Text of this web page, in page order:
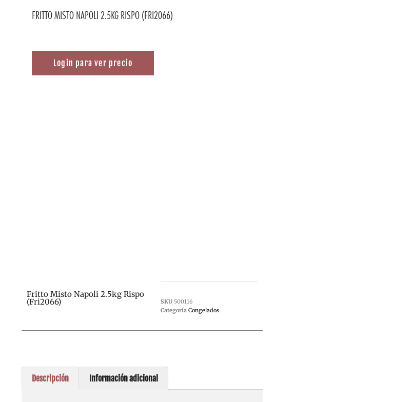
FRITTO MISTO NAPOLI 2.5KG RISPO (FRI2066)
Login para ver precio
Fritto Misto Napoli 2.5kg Rispo
(Fri2066) SKU 500116
Categoría Congelados
Descripción Información adicional